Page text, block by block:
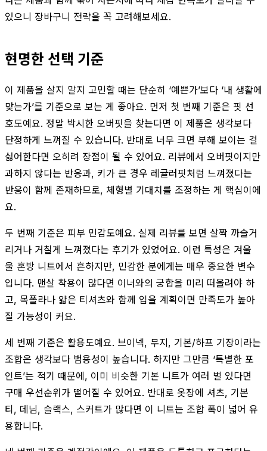
있으니 장바구니 전략을 꼭 고려해보세요.
현명한 선택 기준
이 제품을 살지 말지 고민할 때는 단순히 ‘예쁜가’보다 ‘내 생활에
맞는가’를 기준으로 보는 게 좋아요. 먼저 첫 번째 기준은 핏 선
호도예요. 정말 박시한 오버핏을 찾는다면 이 제품은 생각보다
단정하게 느껴질 수 있습니다. 반대로 너무 크면 부해 보이는 걸
싫어한다면 오히려 장점이 될 수 있어요. 리뷰에서 오버핏이지만
과하지 않다는 반응과, 키가 큰 경우 레귤러핏처럼 느껴졌다는
반응이 함께 존재하므로, 체형별 기대치를 조정하는 게 핵심이에
요.
두 번째 기준은 피부 민감도예요. 실제 리뷰를 보면 살짝 까슬거
리거나 거칠게 느껴졌다는 후기가 있었어요. 이런 특성은 겨울
울 혼방 니트에서 흔하지만, 민감한 분에게는 매우 중요한 변수
입니다. 맨살 착용이 많다면 이너와의 궁합을 미리 떠올려야 하
고, 목폴라나 얇은 티셔츠와 함께 입을 계획이면 만족도가 높아
질 가능성이 커요.
세 번째 기준은 활용도예요. 브이넥, 무지, 기본/하프 기장이라는
조합은 생각보다 범용성이 높습니다. 하지만 그만큼 ‘특별한 포
인트’는 적기 때문에, 이미 비슷한 기본 니트가 여러 벌 있다면
구매 우선순위가 떨어질 수 있어요. 반대로 옷장에 셔츠, 기본
티, 데님, 슬랙스, 스커트가 많다면 이 니트는 조합 폭이 넓어 유
용합니다.